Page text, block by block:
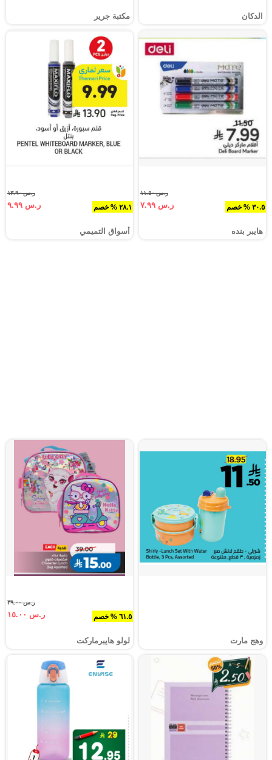
الدكان مكتبة جرير
٣٠.٥ % خصم
ر.س ١١.٥٠
ر.س ٧.٩٩
هايبر بنده
٢٨.١ % خصم
ر.س ١٣.٩٠
ر.س ٩.٩٩
أسواق التميمي
وهج مارت
٦١.٥ % خصم
ر.س ٣٩.٠٠
ر.س ١٥.٠٠
لولو هايبرماركت